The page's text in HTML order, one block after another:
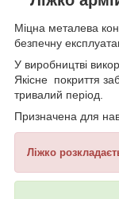
Міцна металева
безпечну
У виробництві
Якісне покриття
тривалий період.
Призначена для
Ліжко